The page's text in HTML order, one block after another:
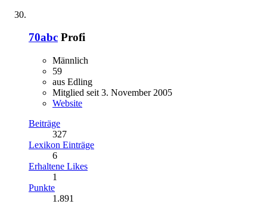
70abc Profi
Männlich
59
aus Edling
Mitglied seit 3. November 2005
Website
Beiträge
327
Lexikon Einträge
6
Erhaltene Likes
1
Punkte
1.891